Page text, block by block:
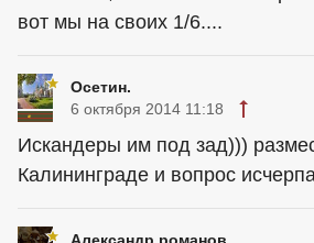
вот мы на своих 1/6....
Осетин.
6 октября 2014 11:18
Искандеры им под зад)))
Калининграде и вопрос